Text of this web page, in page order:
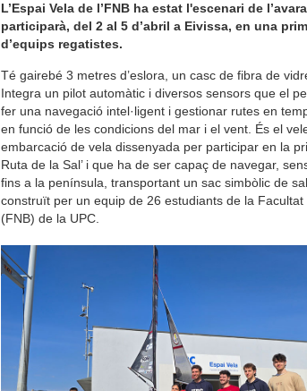
L’Espai Vela de l’FNB ha estat l'escenari de
participarà, del 2 al 5 d’abril a Eivissa, en una
d’equips regatistes.
Té gairebé 3 metres d’eslora, un casc de fibra de
Integra un pilot automàtic i diversos sensors que el
fer una navegació intel·ligent i gestionar rutes en
en funció de les condicions del mar i el vent. És el
embarcació de vela dissenyada per participar en la
Ruta de la Sal’ i que ha de ser capaç de navegar,
fins a la península, transportant un sac simbòlic de
construït per un equip de 26 estudiants de la
(FNB) de la UPC.